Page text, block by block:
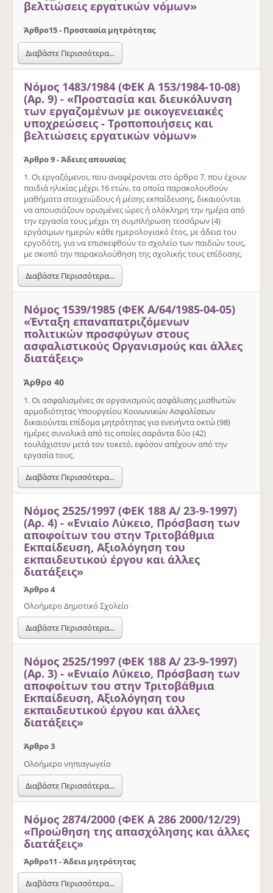
βελτιώσεις εργατικών νόμων»
Άρθρο15 - Προστασία μητρότητας
Διαβάστε Περισσότερα...
Νόμος 1483/1984 (ΦΕΚ Α 153/1984-10-08)
(Αρ. 9) - «Προστασία και διευκόλυνση
των εργαζομένων με οικογενειακές
υποχρεώσεις - Τροποποιήσεις και
βελτιώσεις εργατικών νόμων»
Άρθρο 9 - Άδειες απουσίας
1. Οι εργαζόμενοι, που αναφέρονται στο άρθρο 7, που έχουν
παιδιά ηλικίας μέχρι 16 ετών, τα οποία παρακολουθούν
μαθήματα στοιχειώδους ή μέσης εκπαίδευσης, δικαιούνται
να απουσιάζουν ορισμένες ώρες ή ολόκληρη την ημέρα από
την εργασία τους μέχρι τη συμπλήρωση τεσσάρων (4)
εργάσιμων ημερών κάθε ημερολογιακό έτος, με άδεια του
εργοδότη, για να επισκεφθούν το σχολείο των παιδιών τους,
με σκοπό την παρακολούθηση της σχολικής τους επίδοσης.
Διαβάστε Περισσότερα...
Νόμος 1539/1985 (ΦΕΚ Α/64/1985-04-05)
«Ένταξη επαναπατριζόμενων
πολιτικών προσφύγων στους
ασφαλιστικούς Οργανισμούς και άλλες
διατάξεις»
Άρθρο 40
1. Οι ασφαλισμένες σε οργανισμούς ασφάλισης μισθωτών
αρμοδιότητας Υπουργείου Κοινωνικών Ασφαλίσεων
δικαιούνται επίδομα μητρότητας για ενενήντα οκτώ (98)
ημέρες συνολικά από τις οποίες σαράντα δύο (42)
τουλάχιστον μετά τον τοκετό, εφόσον απέχουν από την
εργασία τους.
Διαβάστε Περισσότερα...
Νόμος 2525/1997 (ΦΕΚ 188 Α/ 23-9-1997)
(Αρ. 4) - «Ενιαίο Λύκειο, Πρόσβαση των
αποφοίτων του στην Τριτοβάθμια
Εκπαίδευση, Αξιολόγηση του
εκπαιδευτικού έργου και άλλες
διατάξεις»
Άρθρο 4
Ολοήμερο Δημοτικό Σχολείο
Διαβάστε Περισσότερα...
Νόμος 2525/1997 (ΦΕΚ 188 Α/ 23-9-1997)
(Αρ. 3) - «Ενιαίο Λύκειο, Πρόσβαση των
αποφοίτων του στην Τριτοβάθμια
Εκπαίδευση, Αξιολόγηση του
εκπαιδευτικού έργου και άλλες
διατάξεις»
Άρθρο 3
Ολοήμερο νηπιαγωγείο
Διαβάστε Περισσότερα...
Νόμος 2874/2000 (ΦΕΚ Α 286 2000/12/29)
«Προώθηση της απασχόλησης και άλλες
διατάξεις»
Άρθρο11 - Άδεια μητρότητας
Διαβάστε Περισσότερα...